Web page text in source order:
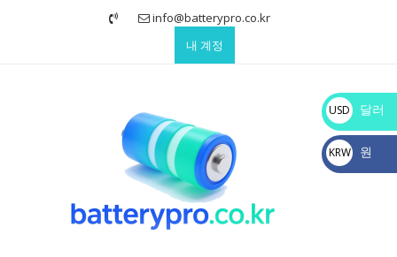
info@batterypro.co.kr
내 계정
USD
$
달러
KRW
₩
원